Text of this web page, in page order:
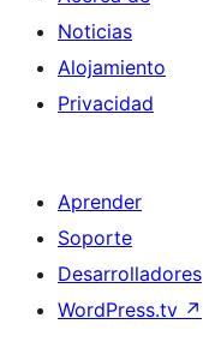
Noticias
Alojamiento
Privacidad
Aprender
Soporte
Desarrolladores
WordPress.tv ↗